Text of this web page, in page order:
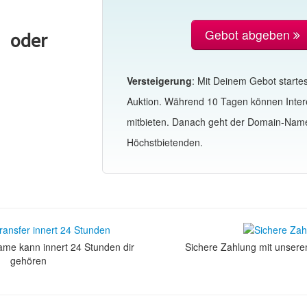
oder Gebot abgeben
Versteigerung: Mit Deinem Gebot
Auktion. Während 10 Tagen können
mitbieten. Danach geht der Domain-
Höchstbietenden.
kann innert 24 Stunden dir
gehören
Sichere Zahlung mit